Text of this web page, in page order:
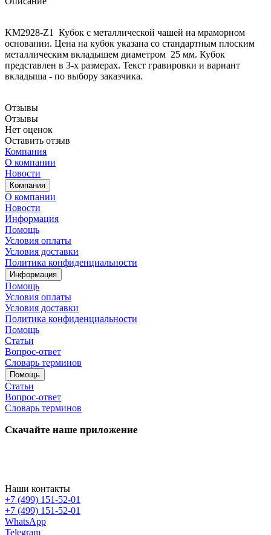
KM2928-Z1 Кубок с металлической чашей на мраморном
основании. Цена на кубок указана со стандартным плоским
металлическим вкладышем диаметром 25 мм. Кубок
представлен в 3-х размерах. Текст гравировки и вариант
вкладыша - по выбору заказчика.
Отзывы
Отзывы
Нет оценок
Оставить отзыв
Компания
О компании
Новости
Компания
О компании
Новости
Информация
Помощь
Условия оплаты
Условия доставки
Политика конфиденциальности
Информация
Помощь
Условия оплаты
Условия доставки
Политика конфиденциальности
Помощь
Статьи
Вопрос-ответ
Словарь терминов
Помощь
Статьи
Вопрос-ответ
Словарь терминов
Скачайте наше приложение
Наши контакты
+7 (499) 151-52-01
+7 (499) 151-52-01
WhatsApp
Telegram